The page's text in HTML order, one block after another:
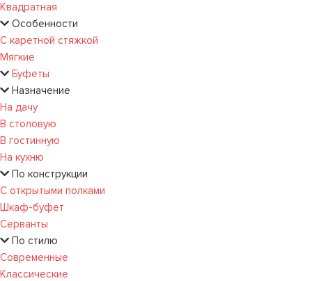
Квадратная
Особенности
С каретной стяжкой
Мягкие
Буфеты
Назначение
На дачу
В столовую
В гостинную
На кухню
По конструкции
С открытыми полками
Шкаф-буфет
Серванты
По стилю
Современные
Классические